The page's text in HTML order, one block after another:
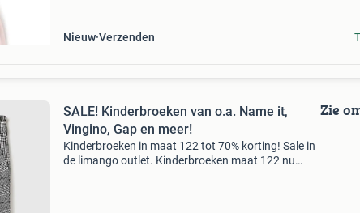
Nieuw Verzenden
SALE! Kinderbroeken van o.a. Name it,
Vingino, Gap en meer!
Kinderbroeken in maat 122 tot 70% korting! Sale in
de limango outlet. Kinderbroeken maat 122 nu
Zie